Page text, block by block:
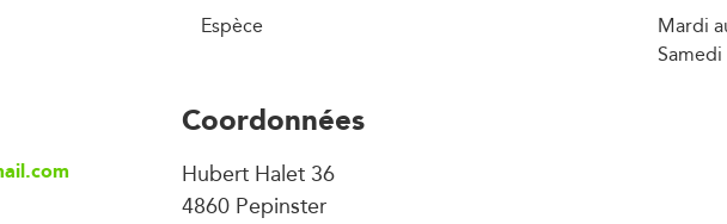
Espèce
Mardi
Coordonnées
Hubert Halet 36
4860 Pepinster